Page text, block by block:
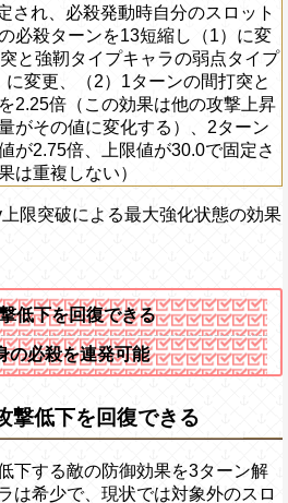
され、必殺発動時自分のスロット
必殺ターンを13短縮し（1）に変
と強靭タイプキャラの弱点タイプ
変更、（2）1ターンの間打突と
2.25倍（この効果は他の攻撃上昇
がその値に変化する）、2ターン
が2.75倍、上限値が30.0で固定さ
は重複しない）
上限突破による最大強化状態の効果
低下を回復できる
の必殺を連発可能
撃低下を回復できる
下する敵の防御効果を3ターン解
は希少で、現状では対象外のスロ